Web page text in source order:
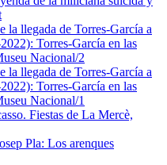
la llegada de Torres-García a
Torres-García en las
Nacional/2
la llegada de Torres-García a
Torres-García en las
Nacional/1
Fiestas de La Mercè,
Pla: Los arenques